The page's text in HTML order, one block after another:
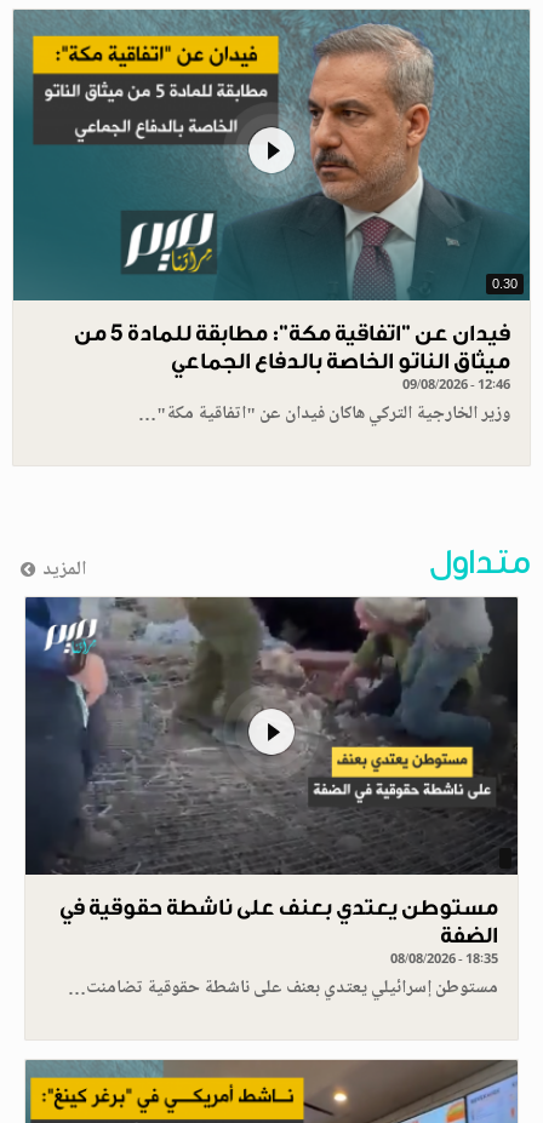
0.30
فيدان عن "اتفاقية مكة": مطابقة للمادة 5 من
ميثاق الناتو الخاصة بالدفاع الجماعي
09/08/2026 - 12:46
وزير الخارجية التركي هاكان فيدان عن "اتفاقية مكة"…
متداول المزيد
مستوطن يعتدي بعنف على ناشطة حقوقية في
الضفة
08/08/2026 - 18:35
مستوطن إسرائيلي يعتدي بعنف على ناشطة حقوقية تضامنت…